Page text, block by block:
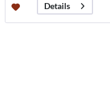
Details